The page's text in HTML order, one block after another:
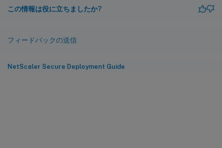
この情報は役に立ちましたか?
フィードバックの送信
NetScaler Secure Deployment Guide